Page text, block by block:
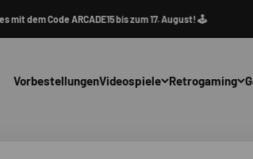
Code ARCADE15 bis zum 17. August! 🕹️
VorbestellungenVideospiele Retrogaming